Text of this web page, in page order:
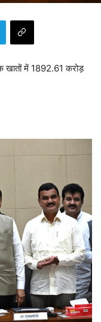
खातों में 1892.61 करोड़